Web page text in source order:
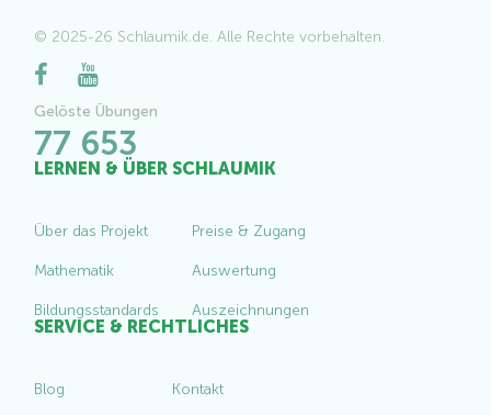
© 2025-26 Schlaumik.de. Alle Rechte vorbehalten.
Gelöste Übungen
77 653
LERNEN & ÜBER SCHLAUMIK
Über das Projekt
Mathematik
Bildungsstandards
Preise & Zugang
Auswertung
Auszeichnungen
SERVICE & RECHTLICHES
Blog Kontakt